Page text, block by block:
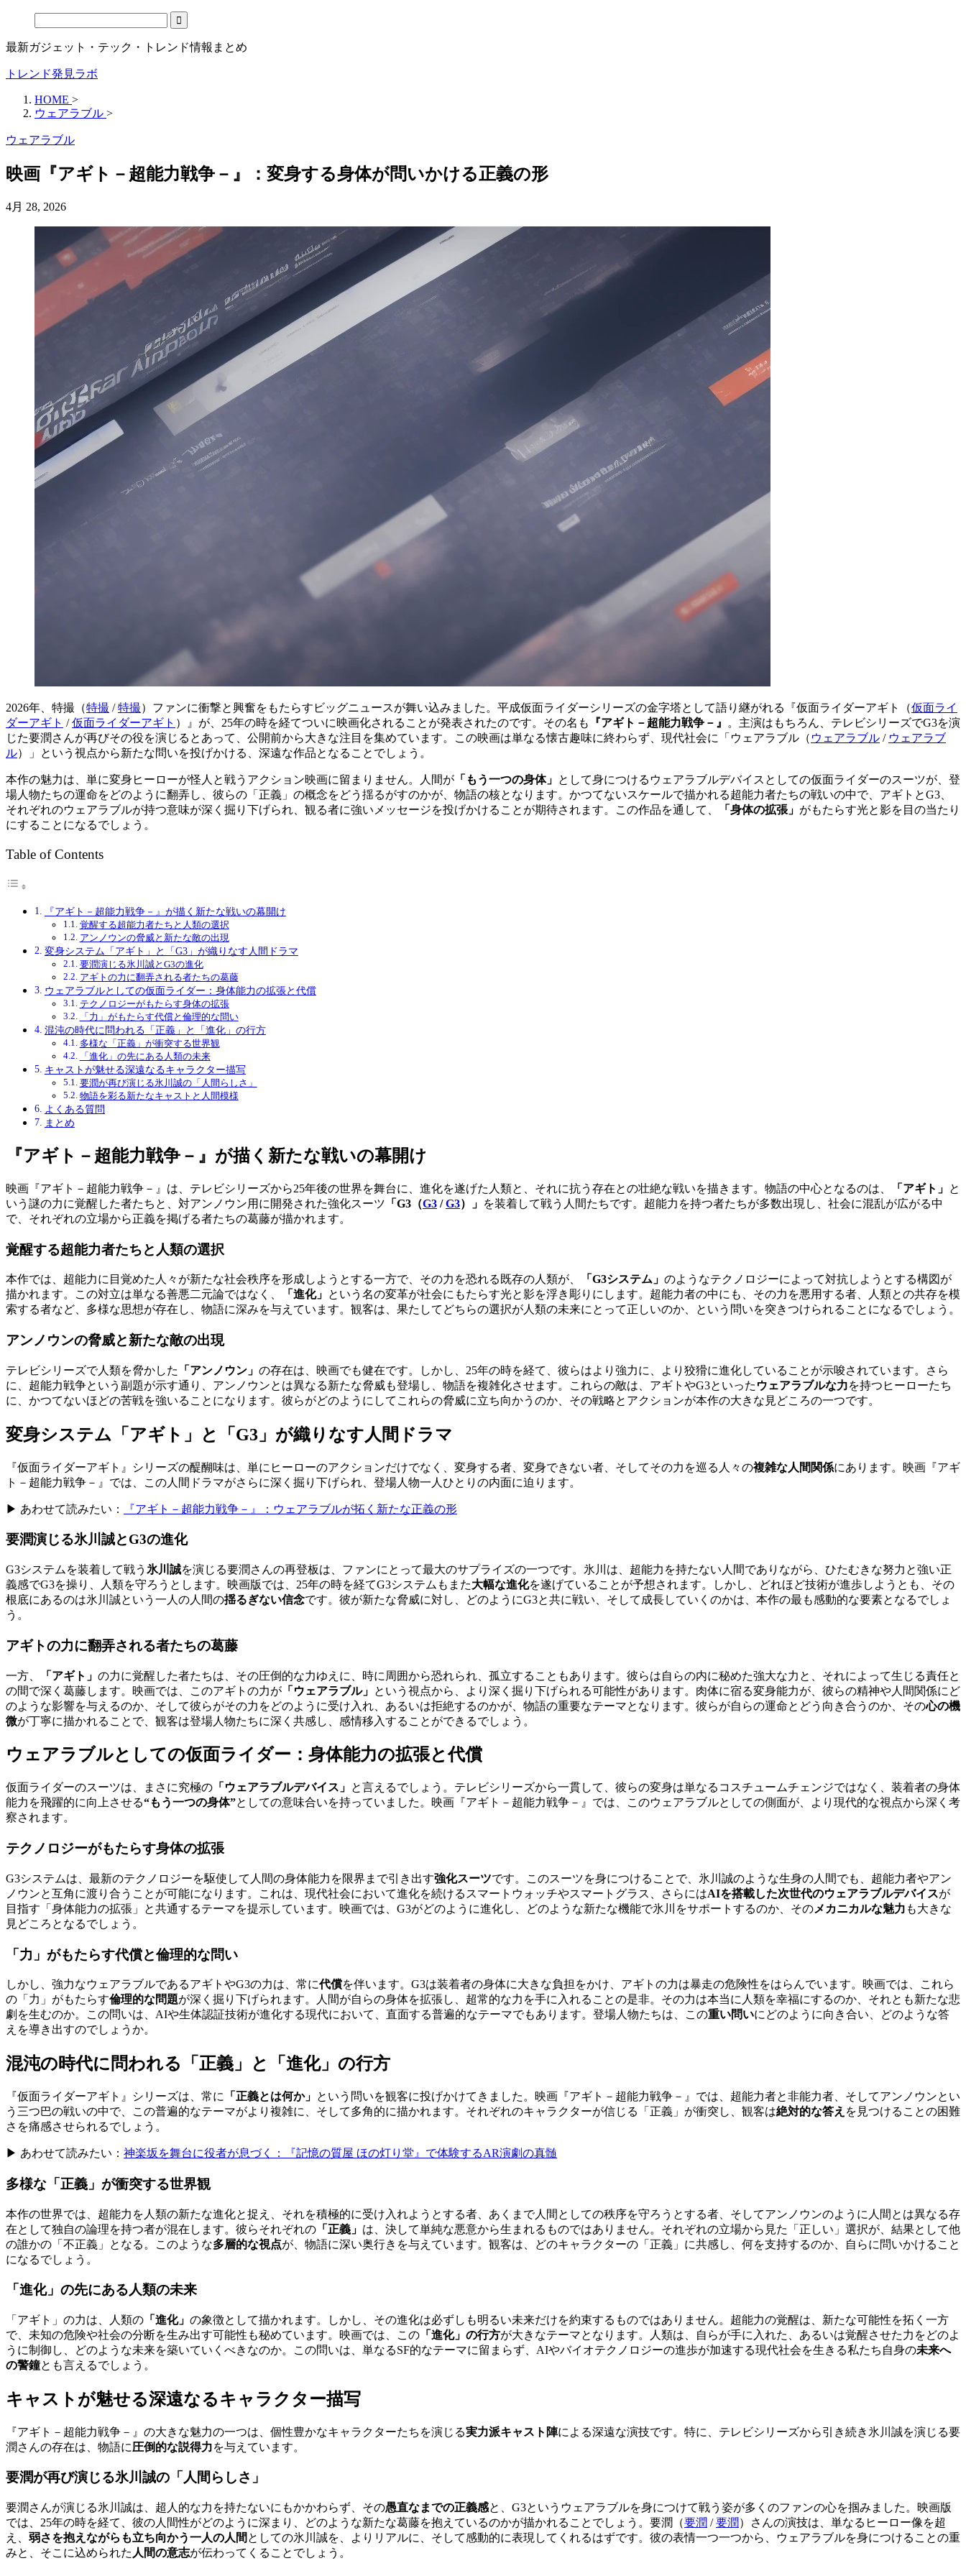
最新ガジェット・テック・トレンド情報まとめ
トレンド発見ラボ
HOME >
ウェアラブル >
ウェアラブル
映画『アギト－超能力戦争－』：変身する身体が問いかける正義の形
4月 28, 2026
2026年、 特撮（特撮 /特撮） ファンに衝撃と興奮をもたらすビッグニュースが舞い込みました。平成仮面ライダーシリーズの金字塔として語り継がれる『仮面ライダーアギト（仮面ライ
ダーアギト /仮面ライダーアギト ） 』が、25年の時を経てついに映画化されることが発表されたのです。その名も 『アギト－超能力戦争－』
。主演はもちろん、テレビシリーズでG3を演
じた要潤さんが再びその役を演じるとあって、公開前から大きな注目を集めています。この映画は単なる懐古趣味に終わらず、現代社会に「 ウェアラブル（ ウェアラブル / ウェアラブ
ル） 」という視点から新たな問いを投げかける、深遠な作品となることでしょう。
本作の魅力は、単に変身ヒーローが怪人と戦うアクション映画に留まりません。人間が 「もう一つの身体」 として身につけるウェアラブルデバイスとしての仮面ライダーのスーツが、登
場人物たちの運命をどのように翻弄し、彼らの「正義」の概念をどう揺るがすのかが、物語の核となります。かつてないスケールで描かれる超能力者たちの戦いの中で、アギトとG3、
それぞれのウェアラブルが持つ意味が深く掘り下げられ、観る者に強いメッセージを投げかけることが期待されます。この作品を通して、
「身体の拡張」 がもたらす光と影を目の当たり
にすることになるでしょう。
Table of Contents
『アギト－超能力戦争－』が描く新たな戦いの幕開け
覚醒する超能力者たちと人類の選択
アンノウンの脅威と新たな敵の出現
変身システム「アギト」と「G3」が織りなす人間ドラマ
要潤演じる氷川誠とG3の進化
アギトの力に翻弄される者たちの葛藤
ウェアラブルとしての仮面ライダー：身体能力の拡張と代償
テクノロジーがもたらす身体の拡張
「力」がもたらす代償と倫理的な問い
混沌の時代に問われる「正義」と「進化」の行方
多様な「正義」が衝突する世界観
「進化」の先にある人類の未来
キャストが魅せる深遠なるキャラクター描写
要潤が再び演じる氷川誠の「人間らしさ」
物語を彩る新たなキャストと人間模様
よくある質問
まとめ
『アギト－超能力戦争－』が描く新たな戦いの幕開け
映画『アギト－超能力戦争－』は、テレビシリーズから25年後の世界を舞台に、進化を遂げた人類と、それに抗う存在との壮絶な戦いを描きます。物語の中心となるのは、 「アギト」 と
いう謎の力に覚醒した者たちと、対アンノウン用に開発された強化スーツ 「 G3（G3 /G3） 」 を装着して戦う人間たちです。超能力を持つ者たちが多数出現し、社会に混乱が広がる中
で、それぞれの立場から正義を掲げる者たちの葛藤が描かれます。
覚醒する超能力者たちと人類の選択
本作では、超能力に目覚めた人々が新たな社会秩序を形成しようとする一方で、その力を恐れる既存の人類が、 「G3システム」 のようなテクノロジーによって対抗しようとする構図が
描かれます。この対立は単なる善悪二元論ではなく、
「進化」 という名の変革が社会にもたらす光と影を浮き彫りにします。超能力者の中にも、その力を悪用する者、人類との共存を模
索する者など、多様な思想が存在し、物語に深みを与えています。観客は、果たしてどちらの選択が人類の未来にとって正しいのか、という問いを突きつけられることになるでしょう。
アンノウンの脅威と新たな敵の出現
テレビシリーズで人類を脅かした 「アンノウン」 の存在は、映画でも健在です。しかし、25年の時を経て、彼らはより強力に、より狡猾に進化していることが示唆されています。さら
に、超能力戦争という副題が示す通り、アンノウンとは異なる新たな脅威も登場し、物語を複雑化させます。これらの敵は、アギトやG3といった ウェアラブルな力を持つヒーローたち
に、かつてないほどの苦戦を強いることになります。彼らがどのようにしてこれらの脅威に立ち向かうのか、その戦略とアクションが本作の大きな見どころの一つです。
変身システム「アギト」と「G3」が織りなす人間ドラマ
『仮面ライダーアギト』シリーズの醍醐味は、単にヒーローのアクションだけでなく、変身する者、変身できない者、そしてその力を巡る人々の複雑な人間関係にあります。映画『アギ
ト－超能力戦争－』では、この人間ドラマがさらに深く掘り下げられ、登場人物一人ひとりの内面に迫ります。
▶ あわせて読みたい： 『アギト－超能力戦争－』：ウェアラブルが拓く新たな正義の形
要潤演じる氷川誠とG3の進化
G3システムを装着して戦う 氷川誠を演じる要潤さんの再登板は、ファンにとって最大のサプライズの一つです。氷川は、超能力を持たない人間でありながら、ひたむきな努力と強い正
義感でG3を操り、人類を守ろうとします。映画版では、25年の時を経てG3システムもまた大幅な進化を遂げていることが予想されます。しかし、どれほど技術が進歩しようとも、その
根底にあるのは氷川誠という一人の人間の揺るぎない信念です。彼が新たな脅威に対し、どのようにG3と共に戦い、そして成長していくのかは、本作の最も感動的な要素となるでしょ
う。
アギトの力に翻弄される者たちの葛藤
一方、 「アギト」 の力に覚醒した者たちは、その圧倒的な力ゆえに、時に周囲から恐れられ、孤立することもあります。彼らは自らの内に秘めた強大な力と、それによって生じる責任と
の間で深く葛藤します。映画では、このアギトの力が 「ウェアラブル」 という視点から、より深く掘り下げられる可能性があります。肉体に宿る変身能力が、彼らの精神や人間関係にど
のような影響を与えるのか、そして彼らがその力をどのように受け入れ、あるいは拒絶するのかが、物語の重要なテーマとなります。彼らが自らの運命とどう向き合うのか、その心の機
微が丁寧に描かれることで、観客は登場人物たちに深く共感し、感情移入することができるでしょう。
ウェアラブルとしての仮面ライダー：身体能力の拡張と代償
仮面ライダーのスーツは、まさに究極の 「ウェアラブルデバイス」 と言えるでしょう。テレビシリーズから一貫して、彼らの変身は単なるコスチュームチェンジではなく、装着者の身体
能力を飛躍的に向上させる“もう一つの身体”としての意味合いを持っていました。映画『アギト－超能力戦争－』では、このウェアラブルとしての側面が、より現代的な視点から深く考
察されます。
テクノロジーがもたらす身体の拡張
G3システムは、最新のテクノロジーを駆使して人間の身体能力を限界まで引き出す強化スーツです。このスーツを身につけることで、氷川誠のような生身の人間でも、超能力者やアン
ノウンと互角に渡り合うことが可能になります。これは、現代社会において進化を続けるスマートウォッチやスマートグラス、さらにはAIを搭載した次世代のウェアラブルデバイスが
目指す「身体能力の拡張」と共通するテーマを提示しています。映画では、G3がどのように進化し、どのような新たな機能で氷川をサポートするのか、そのメカニカルな魅力 も大きな
見どころとなるでしょう。
「力」がもたらす代償と倫理的な問い
しかし、強力なウェアラブルであるアギトやG3の力は、常に代償を伴います。G3は装着者の身体に大きな負担をかけ、アギトの力は暴走の危険性をはらんでいます。映画では、これら
の「力」がもたらす倫理的な問題が深く掘り下げられます。人間が自らの身体を拡張し、超常的な力を手に入れることの是非。その力は本当に人類を幸福にするのか、それとも新たな悲
劇を生むのか。この問いは、AIや生体認証技術が進化する現代において、直面する普遍的なテーマでもあります。登場人物たちは、この重い問いにどのように向き合い、どのような答
えを導き出すのでしょうか。
混沌の時代に問われる「正義」と「進化」の行方
『仮面ライダーアギト』シリーズは、常に 「正義とは何か」 という問いを観客に投げかけてきました。映画『アギト－超能力戦争－』では、超能力者と非能力者、そしてアンノウンとい
う三つ巴の戦いの中で、この普遍的なテーマがより複雑に、そして多角的に描かれます。それぞれのキャラクターが信じる「正義」が衝突し、観客は絶対的な答え を見つけることの困難
さを痛感させられるでしょう。
▶ あわせて読みたい： 神楽坂を舞台に役者が息づく：『記憶の質屋 ほの灯り堂』で体験するAR演劇の真髄
多様な「正義」が衝突する世界観
本作の世界では、超能力を人類の新たな進化と捉え、それを積極的に受け入れようとする者、あくまで人間としての秩序を守ろうとする者、そしてアンノウンのように人間とは異なる存
在として独自の論理を持つ者が混在します。彼らそれぞれの 「正義」 は、決して単純な悪意から生まれるものではありません。それぞれの立場から見た「正しい」選択が、結果として他
の誰かの「不正義」となる。このような多層的な視点が、物語に深い奥行きを与えています。観客は、どのキャラクターの「正義」に共感し、何を支持するのか、自らに問いかけること
になるでしょう。
「進化」の先にある人類の未来
「アギト」の力は、人類の 「進化」 の象徴として描かれます。しかし、その進化は必ずしも明るい未来だけを約束するものではありません。超能力の覚醒は、新たな可能性を拓く一方
で、未知の危険や社会の分断を生み出す可能性も秘めています。映画では、この 「進化」の行方が大きなテーマとなります。人類は、自らが手に入れた、あるいは覚醒させた力をどのよ
うに制御し、どのような未来を築いていくべきなのか。この問いは、単なるSF的なテーマに留まらず、AIやバイオテクノロジーの進歩が加速する現代社会を生きる私たち自身の未来へ
の警鐘とも言えるでしょう。
キャストが魅せる深遠なるキャラクター描写
『アギト－超能力戦争－』の大きな魅力の一つは、個性豊かなキャラクターたちを演じる実力派キャスト陣による深遠な演技です。特に、テレビシリーズから引き続き氷川誠を演じる要
潤さんの存在は、物語に圧倒的な説得力を与えています。
要潤が再び演じる氷川誠の「人間らしさ」
要潤さんが演じる氷川誠は、超人的な力を持たないにもかかわらず、その愚直なまでの正義感と、G3というウェアラブルを身につけて戦う姿が多くのファンの心を掴みました。映画版
では、25年の時を経て、彼の人間性がどのように深まり、どのような新たな葛藤を抱えているのかが描かれることでしょう。 要潤（要潤 /要潤）
さんの演技は、単なるヒーロー像を超
え、 弱さを抱えながらも立ち向かう一人の人間 としての氷川誠を、よりリアルに、そして感動的に表現してくれるはずです。彼の表情一つ一つから、ウェアラブルを身につけることの重
みと、そこに込められた 人間の意志が伝わってくることでしょう。